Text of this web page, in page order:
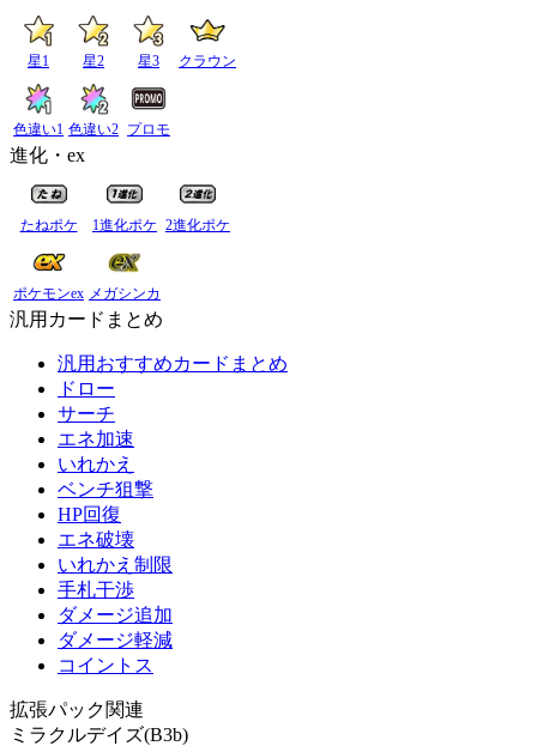
星1 星2 星3 クラウン
色違い1 色違い2 プロモ
進化・ex
たねポケ 1進化ポケ 2進化ポケ
ポケモンex メガシンカ
汎用カードまとめ
汎用おすすめカードまとめ
ドロー
サーチ
エネ加速
いれかえ
ベンチ狙撃
HP回復
エネ破壊
いれかえ制限
手札干渉
ダメージ追加
ダメージ軽減
コイントス
拡張パック関連
ミラクルデイズ(B3b)